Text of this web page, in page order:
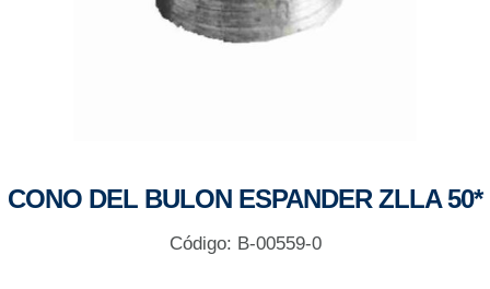
CONO DEL BULON ESPANDER ZLLA 50*
Código: B-00559-0